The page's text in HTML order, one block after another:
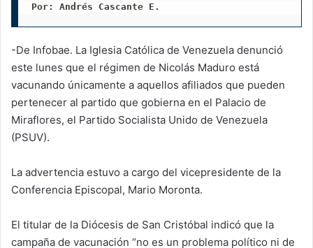
Por: Andrés Cascante E.
-De Infobae. La Iglesia Católica de Venezuela denunció
este lunes que el régimen de Nicolás Maduro está
vacunando únicamente a aquellos afiliados que pueden
pertenecer al partido que gobierna en el Palacio de
Miraflores, el Partido Socialista Unido de Venezuela
(PSUV).
La advertencia estuvo a cargo del vicepresidente de la
Conferencia Episcopal, Mario Moronta.
El titular de la Diócesis de San Cristóbal indicó que la
campaña de vacunación “no es un problema político ni de